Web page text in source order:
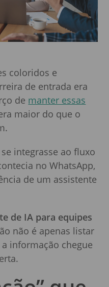
coloridos e
de entrada era
de manter essas
maior do que o
integrasse ao fluxo
no WhatsApp,
de um assistente
de IA para equipes
não é apenas listar
informação chegue